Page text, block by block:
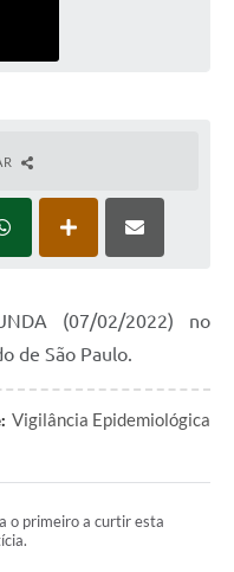
(07/02/2022) no
de São Paulo.
Vigilância Epidemiológica
o primeiro a curtir esta